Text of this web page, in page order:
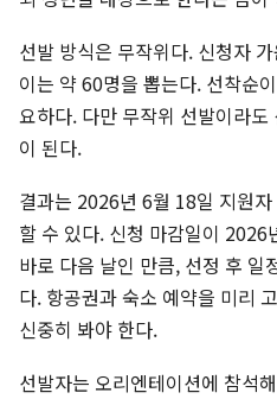
선발 방식은 무작위다. 신청자
이는 약 60명을 뽑는다. 선착순
요하다. 다만 무작위 선발이라
이 된다.
결과는 2026년 6월 18일 지원
할 수 있다. 신청 마감일이
바로 다음 날인 만큼, 선정 후 일
다. 항공권과 숙소 예약을 미리
신중히 봐야 한다.
선발자는 오리엔테이션에 참석